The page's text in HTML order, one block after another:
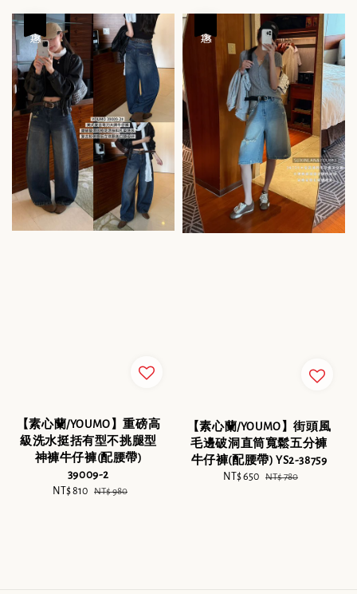
【素心蘭/YOUMO】重磅高
級洗水挺括有型不挑腿型
神褲牛仔褲(配腰帶)
39009-2
Sale
NT$ 810 Regular
NT$ 980
【素心蘭/YOUMO】街頭風
毛邊破洞直筒寬鬆五分褲
牛仔褲(配腰帶) YS2-38759
Sale
NT$ 650 Regular
NT$ 780